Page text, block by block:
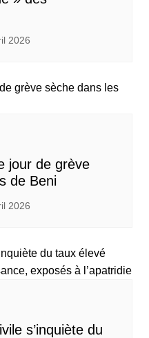
2026
jour de grève
de Beni
2026
s’inquiète du